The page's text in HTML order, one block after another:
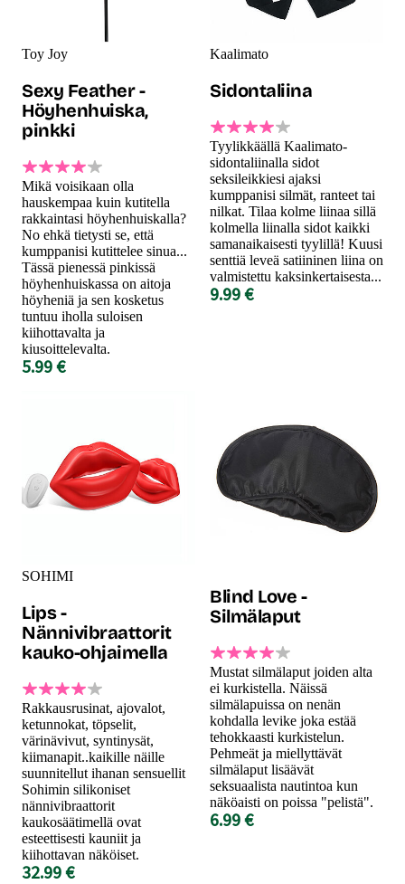
Toy Joy
Sexy Feather -
Höyhenhuiska,
pinkki
Mikä voisikaan olla
hauskempaa kuin kutitella
rakkaintasi höyhenhuiskalla?
No ehkä tietysti se, että
kumppanisi kutittelee sinua...
Tässä pienessä pinkissä
höyhenhuiskassa on aitoja
höyheniä ja sen kosketus
tuntuu iholla suloisen
kiihottavalta ja
kiusoittelevalta.
5.99 €
Kaalimato
Sidontaliina
Tyylikkäällä Kaalimato-
sidontaliinalla sidot
seksileikkiesi ajaksi
kumppanisi silmät, ranteet tai
nilkat. Tilaa kolme liinaa sillä
kolmella liinalla sidot kaikki
samanaikaisesti tyylillä! Kuusi
senttiä leveä satiininen liina on
valmistettu kaksinkertaisesta...
9.99 €
SOHIMI
Lips -
Nännivibraattorit
kauko-ohjaimella
Rakkausrusinat, ajovalot,
ketunnokat, töpselit,
värinävivut, syntinysät,
kiimanapit..kaikille näille
suunnitellut ihanan sensuellit
Sohimin silikoniset
nännivibraattorit
kaukosäätimellä ovat
esteettisesti kauniit ja
kiihottavan näköiset.
32.99 €
Blind Love -
Silmälaput
Mustat silmälaput joiden alta
ei kurkistella. Näissä
silmälapuissa on nenän
kohdalla levike joka estää
tehokkaasti kurkistelun.
Pehmeät ja miellyttävät
silmälaput lisäävät
seksuaalista nautintoa kun
näköaisti on poissa "pelistä".
6.99 €